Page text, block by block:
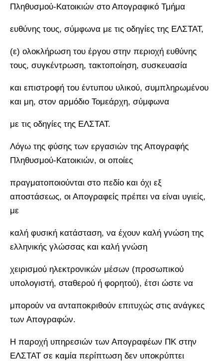
Πληθυσμού-Κατοικιών στο Απογραφικό Τμήμα
ευθύνης τους, σύμφωνα με τις οδηγίες της ΕΛΣΤΑΤ,
(ε) ολοκλήρωση του έργου στην περιοχή ευθύνης
τους, συγκέντρωση, τακτοποίηση, συσκευασία
και επιστροφή του έντυπου υλικού, συμπληρωμένου
και μη, στον αρμόδιο Τομεάρχη, σύμφωνα
με τις οδηγίες της ΕΛΣΤΑΤ.
Λόγω της φύσης των εργασιών της Απογραφής
Πληθυσμού-Κατοικιών, οι οποίες
πραγματοποιούνται στο πεδίο και όχι εξ
αποστάσεως, οι Απογραφείς πρέπει να είναι υγιείς,
με
καλή φυσική κατάσταση, να έχουν καλή γνώση της
ελληνικής γλώσσας και καλή γνώση
χειρισμού ηλεκτρονικών μέσων (προσωπικού
υπολογιστή, σταθερού ή φορητού), έτσι ώστε να
μπορούν να ανταποκριθούν επιτυχώς στις ανάγκες
των Απογραφών.
Η παροχή υπηρεσιών των Απογραφέων ΠΚ στην
ΕΛΣΤΑΤ σε καμία περίπτωση δεν υποκρύπτει